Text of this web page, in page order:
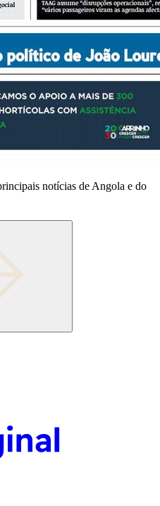
notícias de Angola e do